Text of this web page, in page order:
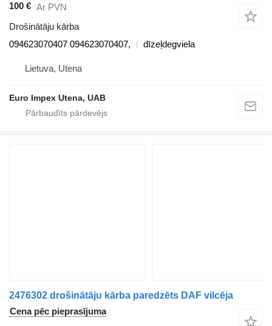
100 € Ar PVN
Drošinātāju kārba
094623070407 094623070407,
dīzeļdegviela
Lietuva, Utena
Euro Impex Utena, UAB
2476302 drošinātāju kārba paredzēts DAF vilcēja
Cena pēc pieprasījuma